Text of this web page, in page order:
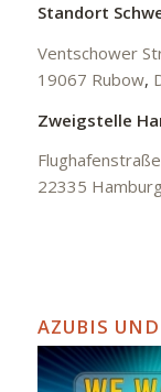
Standort
Ventschower
19067 Rubow,
Zweigstelle
22335 Hamburg
AZUBIS UND